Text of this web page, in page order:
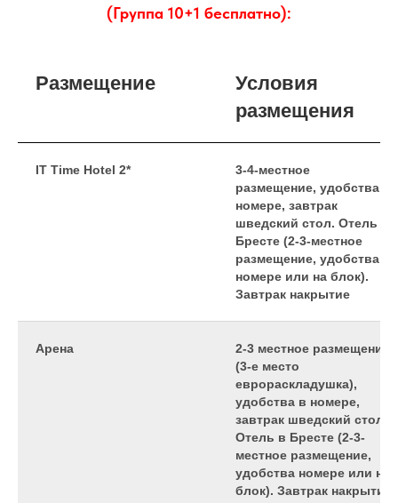
(Группа 10+1 бесплатно):
Размещение
Условия
размещения
IT Time Hotel 2*
3-4-местное
размещение, удобства в
номере, завтрак
шведский стол. Отель в
Бресте (2-3-местное
размещение, удобства
номере или на блок).
Завтрак накрытие
Арена
2-3 местное размещение
(3-е место
еврораскладушка),
удобства в номере,
завтрак шведский стол.
Отель в Бресте (2-3-
местное размещение,
удобства номере или на
блок). Завтрак накрытие